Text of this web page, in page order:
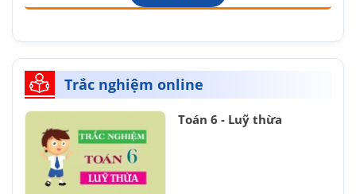
Trắc nghiệm online
Toán 6 - Luỹ thừa